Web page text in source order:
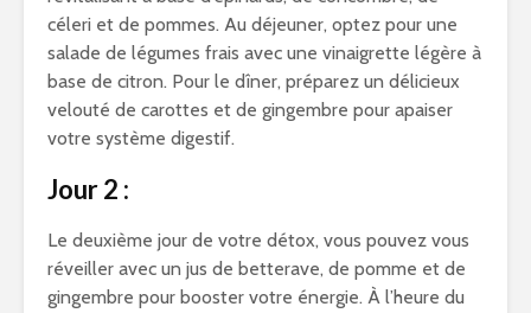
céleri et de pommes. Au déjeuner, optez pour une
salade de légumes frais avec une vinaigrette légère à
base de citron. Pour le dîner, préparez un délicieux
velouté de carottes et de gingembre pour apaiser
votre système digestif.
Jour 2 :
Le deuxième jour de votre détox, vous pouvez vous
réveiller avec un jus de betterave, de pomme et de
gingembre pour booster votre énergie. À l’heure du